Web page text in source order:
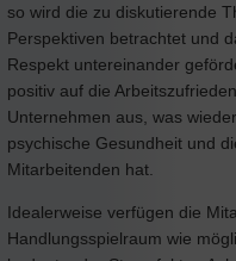
so wird die zu diskutierende
Perspektiven betrachtet und
Respekt untereinander
positiv auf die
Unternehmen aus, was
psychische Gesundheit und
Mitarbeitenden hat.
Idealerweise verfügen die
Handlungsspielraum wie